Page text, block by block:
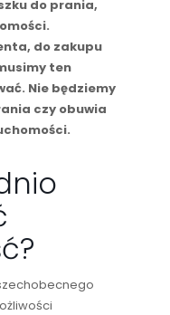
do prania,
do zakupu
ten
Nie będziemy
czy obuwia